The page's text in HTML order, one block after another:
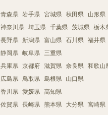
青森県 岩手県 宮城県 秋田県 山形県
神奈川県 埼玉県 千葉県 茨城県 栃木
長野県 新潟県 富山県 石川県 福井県
静岡県 岐阜県 三重県
兵庫県 京都府 滋賀県 奈良県 和歌山
広島県 鳥取県 島根県 山口県
香川県 愛媛県 高知県
佐賀県 長崎県 熊本県 大分県 宮崎県